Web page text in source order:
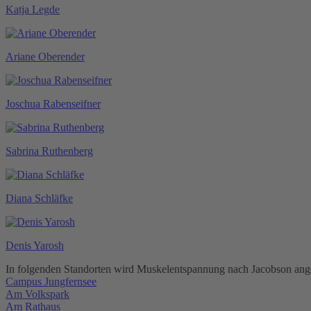
Katja Legde
Ariane Oberender
Joschua Rabenseifner
Sabrina Ruthenberg
Diana Schläfke
Denis Yarosh
In folgenden Standorten wird Muskelentspannung nach Jacobson
Campus Jungfernsee
Am Volkspark
Am Rathaus